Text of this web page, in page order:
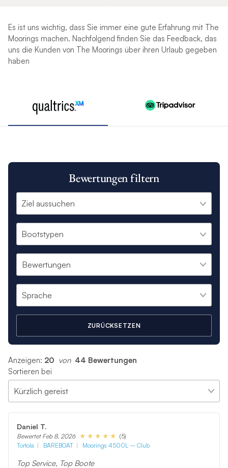
Es ist uns wichtig, dass Sie immer eine gute Erfahrung mit The
Moorings machen. Nachfolgend finden Sie das Feedback, das
uns die Kunden von The Moorings über ihren Urlaub gegeben
haben
Bewertungen filtern
ZURÜCKSETZEN
Anzeigen: 20 von 44 Bewertungen
Sortieren bei
Daniel T.
Bewertet Feb 8, 2026
(5)
Tortola
BAREBOAT Moorings 4500L – Club
Top Service, Top Boote